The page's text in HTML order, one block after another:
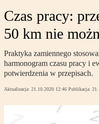
Czas pracy:
50 km nie
Praktyka zamiennego
harmonogram czasu pracy i
potwierdzenia w przepisach.
Aktualizacja: 21.10.2020 12:46 Publikacja: